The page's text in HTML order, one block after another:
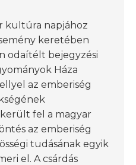
kultúra napjához
keretében
odaítélt bejegyzési
Háza
az emberiség
fel a magyar
az emberiség
tudásának egyik
el. A csárdás